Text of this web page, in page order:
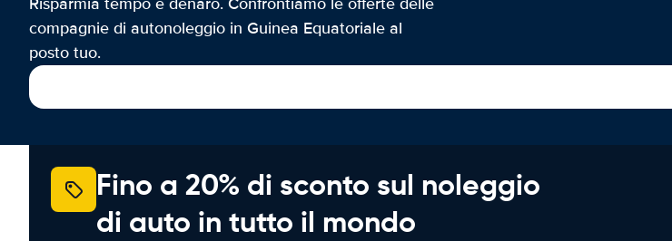
compagnie di autonoleggio in Guinea Equatoriale al
posto tuo.
Fino a 20% di sconto sul noleggio
di auto in tutto il mondo